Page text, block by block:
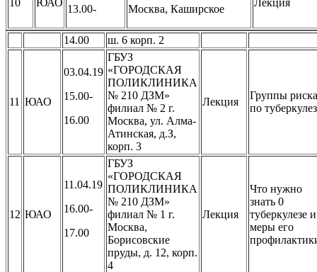
13.00-
Москва, Каширское
14.00 ш. 6 корп. 2
11 ЮАО
03.04.19
15.00-
16.00
ГБУЗ
«ГОРОДСКАЯ
ПОЛИКЛИНИКА
№ 210 ДЗМ»
филиал № 2 г.
Москва, ул. Алма-
Атинская, д.З,
корп. 3
Лекция
Группы риска
по
12 ЮАО
11.04.19
16.00-
17.00
ГБУЗ
«ГОРОДСКАЯ
ПОЛИКЛИНИКА
№ 210 ДЗМ»
филиал № 1 г.
Москва,
Борисовские
пруды, д. 12, корп.
4
Лекция
Что нужно
знать 0
туберкулезе и
меры его